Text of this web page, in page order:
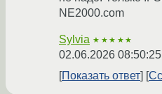
NE2000.com
Sylvia ★★★★★
02.06.2026
Показать ответ